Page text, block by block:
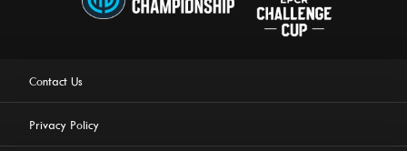
Contact Us
Privacy Policy